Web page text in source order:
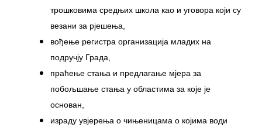
трошковима средњих школа као и уговора који су
везани за рјешења,
вођење регистра организација младих на
подручју Града,
праћење стања и предлагање мјера за
побољшање стања у областима за које је
основан,
израду увјерења о чињеницама о којима води